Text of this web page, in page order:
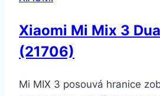
Xiaomi Mi Mix 3
(21706)
Mi MIX 3 posouvá hranice